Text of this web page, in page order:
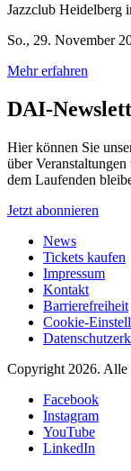
Jazzclub Heidelberg
So., 29. November
Mehr erfahren
DAI-
Hier können Sie
über
dem Laufenden
Jetzt abonnieren
News
Tickets kaufen
Impressum
Kontakt
Barrierefreiheit
Cookie-
Copyright 2026. Alle
Facebook
Instagram
YouTube
LinkedIn